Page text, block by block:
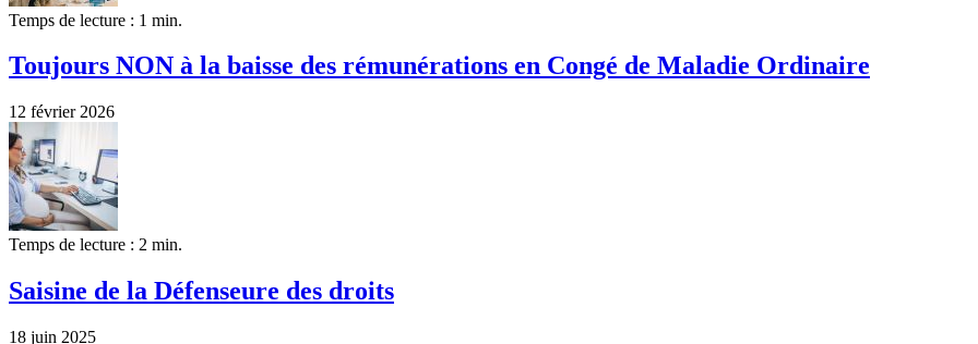
Temps de lecture : 1 min.
Toujours NON à la baisse des rémunérations en Congé de Maladie Ordinaire
12 février 2026
Temps de lecture : 2 min.
Saisine de la Défenseure des droits
18 juin 2025